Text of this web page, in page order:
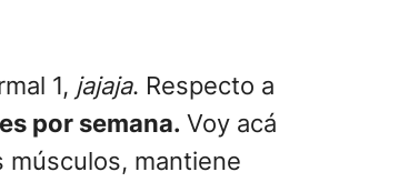
1, jajaja. Respecto a
por semana. Voy acá
músculos, mantiene